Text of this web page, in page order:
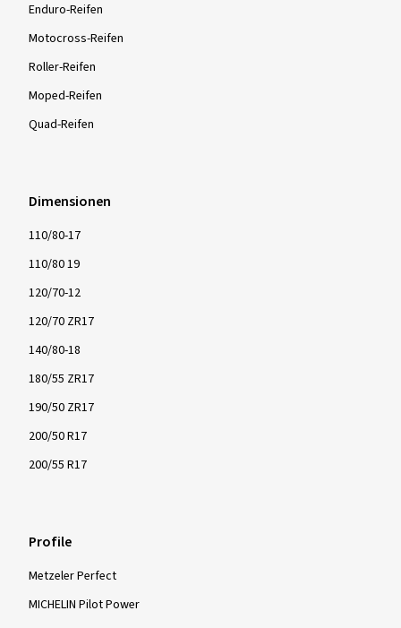
Enduro-Reifen
Motocross-Reifen
Roller-Reifen
Moped-Reifen
Quad-Reifen
Dimensionen
110/80-17
110/80 19
120/70-12
120/70 ZR17
140/80-18
180/55 ZR17
190/50 ZR17
200/50 R17
200/55 R17
Profile
Metzeler Perfect
MICHELIN Pilot Power